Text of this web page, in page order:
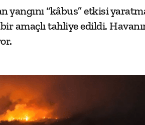
yangını “kâbus” etkisi
amaçlı tahliye edildi.